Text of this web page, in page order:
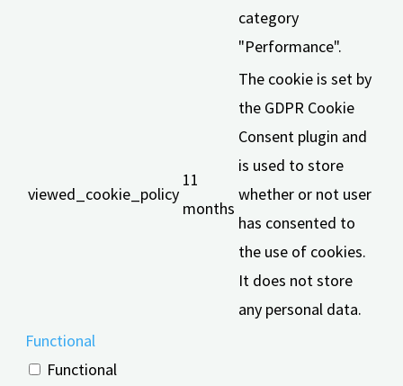
category
"Performance".
viewed_cookie_policy
11
months
The cookie is set by
the GDPR Cookie
Consent plugin and
is used to store
whether or not user
has consented to
the use of cookies.
It does not store
any personal data.
Functional
Functional